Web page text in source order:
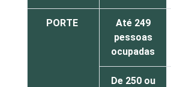
PORTE
Até 249
pessoas
ocupadas
De 250 ou